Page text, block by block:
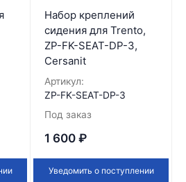
Набор креплений
сидения для Trento,
ZP-FK-SEAT-DP-3,
Cersanit
Артикул:
ZP-FK-SEAT-DP-3
Под заказ
1 600 ₽
Уведомить о поступлении